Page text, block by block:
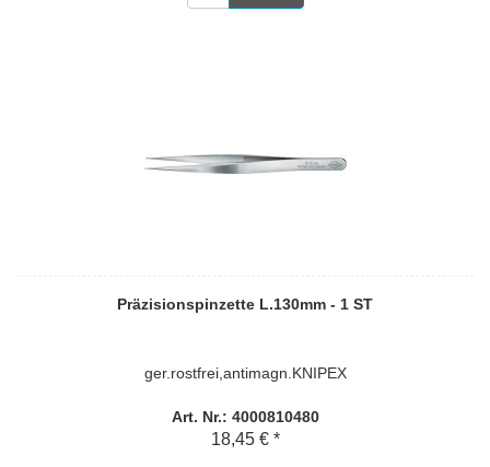
Präzisionspinzette L.130mm - 1 ST
ger.rostfrei,antimagn.KNIPEX
Art. Nr.: 4000810480
18,45 € *